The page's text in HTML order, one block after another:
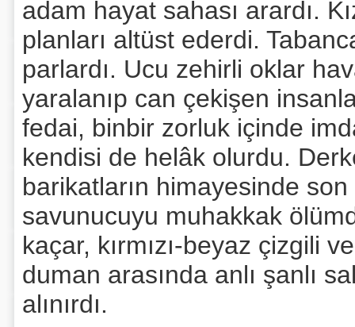
adam hayat sahası arardı.
planları altüst ederdi.
parlardı. Ucu zehirli oklar
yaralanıp can çekişen
fedai, binbir zorluk içinde
kendisi de helâk olurdu.
barikatların himayesinde
savunucuyu muhakkak
kaçar, kırmızı-beyaz çizgili
duman arasında anlı şanlı
alınırdı.